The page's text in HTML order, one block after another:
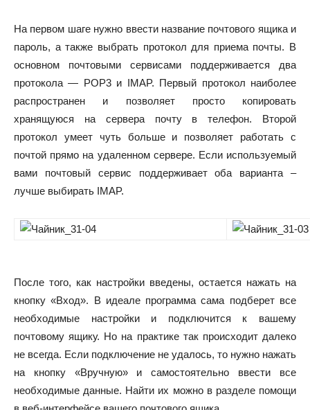
На первом шаге нужно ввести название почтового ящика и
пароль, а также выбрать протокол для приема почты. В
основном почтовыми сервисами поддерживается два
протокола — POP3 и IMAP. Первый протокол наиболее
распространен и позволяет просто копировать
хранящуюся на сервера почту в телефон. Второй
протокол умеет чуть больше и позволяет работать с
почтой прямо на удаленном сервере. Если используемый
вами почтовый сервис поддерживает оба варианта –
лучше выбирать IMAP.
После того, как настройки введены, остается нажать на
кнопку «Вход». В идеале программа сама подберет все
необходимые настройки и подключится к вашему
почтовому ящику. Но на практике так происходит далеко
не всегда. Если подключение не удалось, то нужно нажать
на кнопку «Вручную» и самостоятельно ввести все
необходимые данные. Найти их можно в разделе помощи